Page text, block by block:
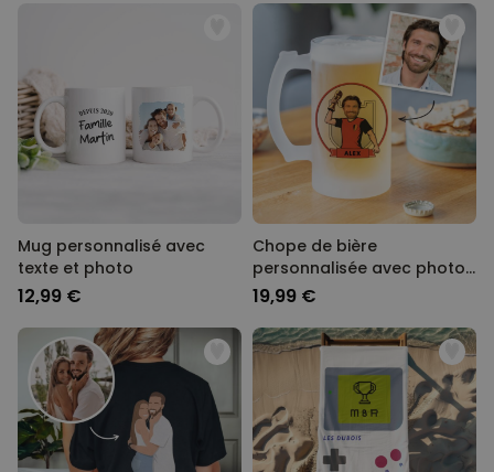
Mug personnalisé avec
texte et photo
12,99 €
Chope de bière
personnalisée avec photo
- Coupe du Monde
19,99 €